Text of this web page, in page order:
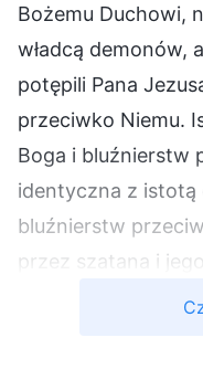
Bożemu Duchowi,
władcą demonów,
potępili Pana
przeciwko Niemu.
Boga i bluźnierstw
identyczna z istotą
bluźnierstw
przez szatana i
oni jedynie ludzi